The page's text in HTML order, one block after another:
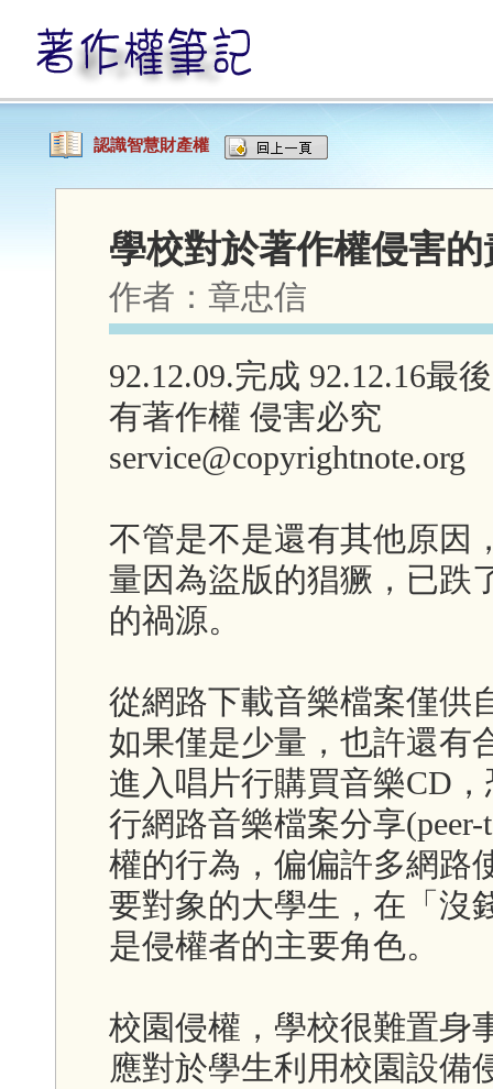
認識智慧財產權
學校對於著作權侵害的
作者： 章忠信
92.12.09.完成 92.12.16最
有著作權 侵害必究
service@copyrightnote.org
不管是不是還有其他原因
量因為盜版的猖獗，已跌
的禍源。
從網路下載音樂檔案僅供
如果僅是少量，也許還有
進入唱片行購買音樂CD
行網路音樂檔案分享
權的行為，偏偏許多網路
要對象的大學生，在「沒
是侵權者的主要角色。
校園侵權，學校很難置身
應對於學生利用校園設備